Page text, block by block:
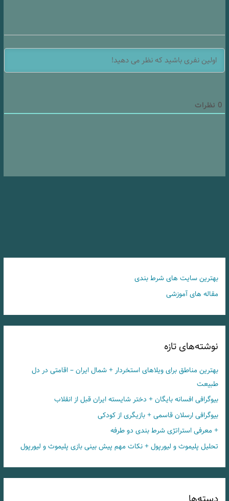
0 نظرات
بهترین سایت های شرط بندی
مقاله های آموزشی
نوشته‌های تازه
بهترین مناطق برای ویلاهای استخردار + شمال ایران – اقامتی در دل
طبیعت
بیوگرافی افسانه بایگان + دختر شایسته ایران قبل از انقلاب
بیوگرافی ارسلان قاسمی + بازیگری از کودکی
+ معرفی استراتژی شرط بندی دو طرفه
تحلیل پلیموث و لیورپول + نکات مهم پیش بینی بازی پلیموث و لیورپول